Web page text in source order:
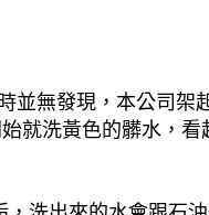
並無發現，本公司架
就洗黃色的髒水，看